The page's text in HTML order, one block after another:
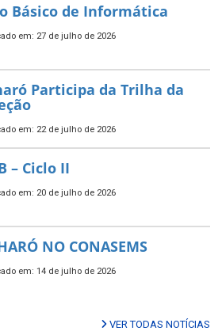
Básico de Informática
em: 27 de julho de 2026
Participa da Trilha da
em: 22 de julho de 2026
– Ciclo II
em: 20 de julho de 2026
NO CONASEMS
em: 14 de julho de 2026
VER TODAS NOTÍCIAS